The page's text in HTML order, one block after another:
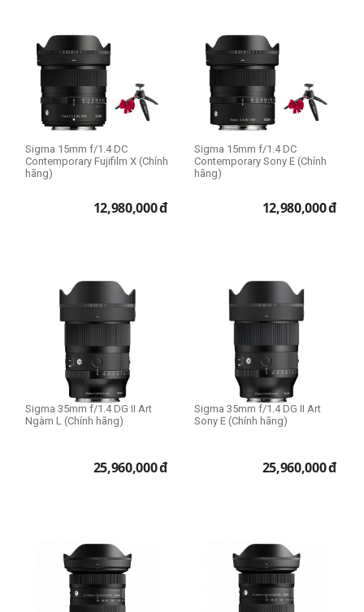
Lens Fullframe - Crop
APS-C
Full Frame
Sigma 15mm f/1.4 DC
Contemporary Fujifilm X (Chính
hãng)
12,980,000đ
Sigma 15mm f/1.4 DC
Contemporary Sony E (Chính
hãng)
12,980,000đ
Sigma 35mm f/1.4 DG II Art
Ngàm L (Chính hãng)
25,960,000đ
Sigma 35mm f/1.4 DG II Art
Sony E (Chính hãng)
25,960,000đ